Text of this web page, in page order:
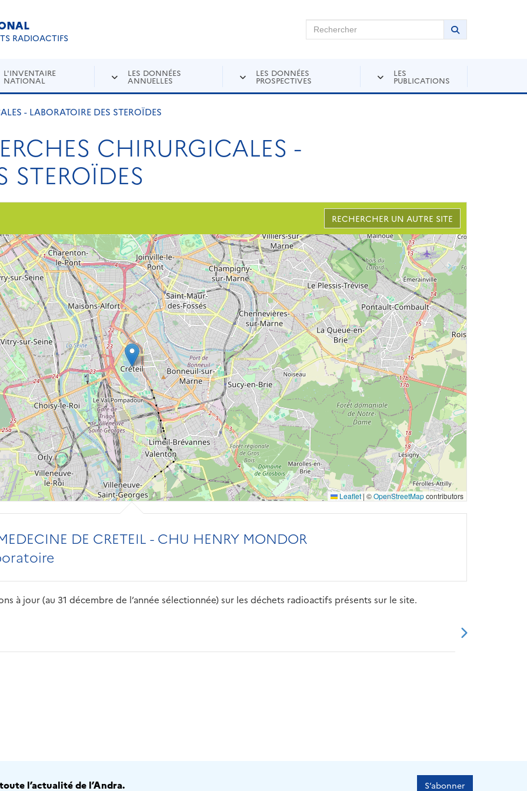
RADIOACTIFS
Rechercher sur Andra Inventaire Rechercher
Lancer la
L'INVENTAIRE
NATIONAL
LES DONNÉES
ANNUELLES
LES DONNÉES
PROSPECTIVES
LES
PUBLICATIONS
- LABORATOIRE DES STEROÏDES
CHIRURGICALES -
STEROÏDES
RECHERCHER UN AUTRE SITE
Leaflet | ©OpenStreetMapcontributors
DE CRETEIL - CHU HENRY MONDOR
à jour (au 31 décembre de l’année sélectionnée) sur les déchets radioactifs présents sur le site.
l’actualité de l’Andra. S’abonner